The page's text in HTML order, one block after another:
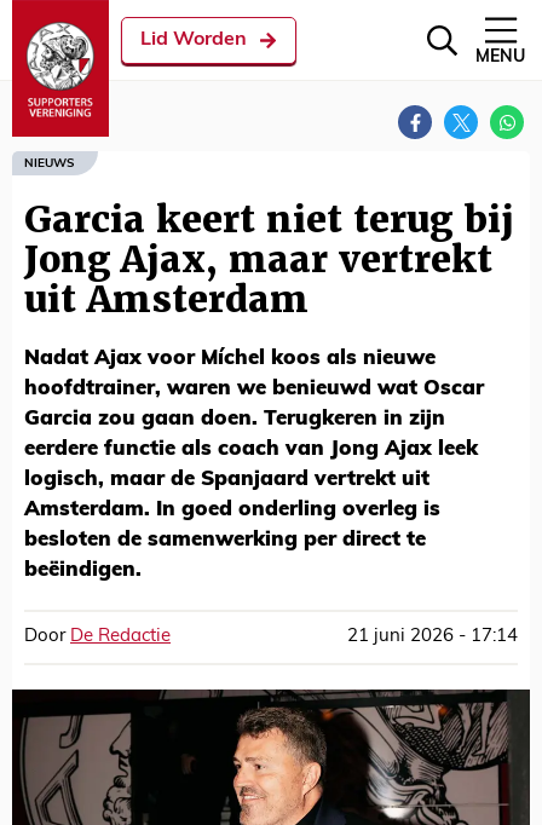
Lid Worden
MENU
NIEUWS
Garcia keert niet terug bij
Jong Ajax, maar vertrekt
uit Amsterdam
Nadat Ajax voor Míchel koos als nieuwe
hoofdtrainer, waren we benieuwd wat Oscar
Garcia zou gaan doen. Terugkeren in zijn
eerdere functie als coach van Jong Ajax leek
logisch, maar de Spanjaard vertrekt uit
Amsterdam. In goed onderling overleg is
besloten de samenwerking per direct te
beëindigen.
Door De Redactie 21 juni 2026 - 17:14